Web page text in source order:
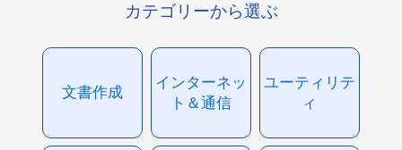
カテゴリーから選ぶ
文書作成
インターネッ
ト＆通信
ユーティリテ
ィ